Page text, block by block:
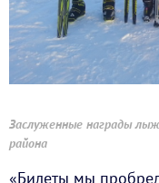
Заслуженные награды
района
«Билеты мы